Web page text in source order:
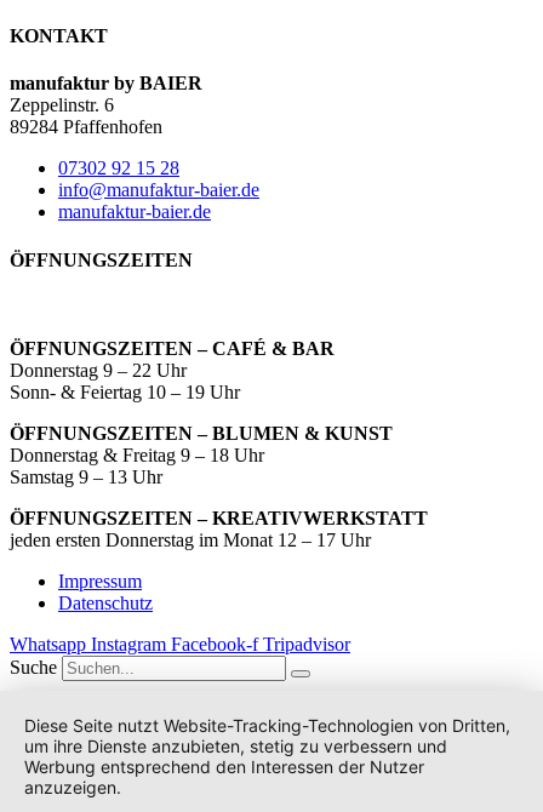
KONTAKT
manufaktur by BAIER
Zeppelinstr. 6
89284 Pfaffenhofen
07302 92 15 28
info@manufaktur-baier.de
manufaktur-baier.de
ÖFFNUNGSZEITEN
ÖFFNUNGSZEITEN – CAFÉ & BAR
Donnerstag 9 – 22 Uhr
Sonn- & Feiertag 10 – 19 Uhr
ÖFFNUNGSZEITEN – BLUMEN & KUNST
Donnerstag & Freitag 9 – 18 Uhr
Samstag 9 – 13 Uhr
ÖFFNUNGSZEITEN – KREATIVWERKSTATT
jeden ersten Donnerstag im Monat 12 – 17 Uhr
Impressum
Datenschutz
Whatsapp Instagram Facebook-f Tripadvisor
Suche
Diese Seite nutzt Website-Tracking-Technologien von Dritten,
um ihre Dienste anzubieten, stetig zu verbessern und
Werbung entsprechend den Interessen der Nutzer
anzuzeigen.